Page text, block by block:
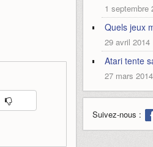
1 septembre
Quels jeux
29 avril 2014
Atari tente
27 mars 2014
Suivez-nous :